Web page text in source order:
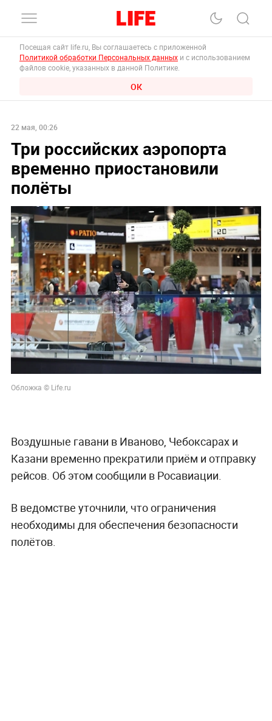
Посещая сайт life.ru, Вы соглашаетесь с приложенной
Политикой обработки Персональных данных и с использованием
файлов cookie, указанных в данной Политике.
ОК
22 мая, 00:26
Три российских аэропорта
временно приостановили
полёты
Обложка © Life.ru
Воздушные гавани в Иваново, Чебоксарах и
Казани временно прекратили приём и отправку
рейсов. Об этом сообщили в Росавиации.
В ведомстве уточнили, что ограничения
необходимы для обеспечения безопасности
полётов.